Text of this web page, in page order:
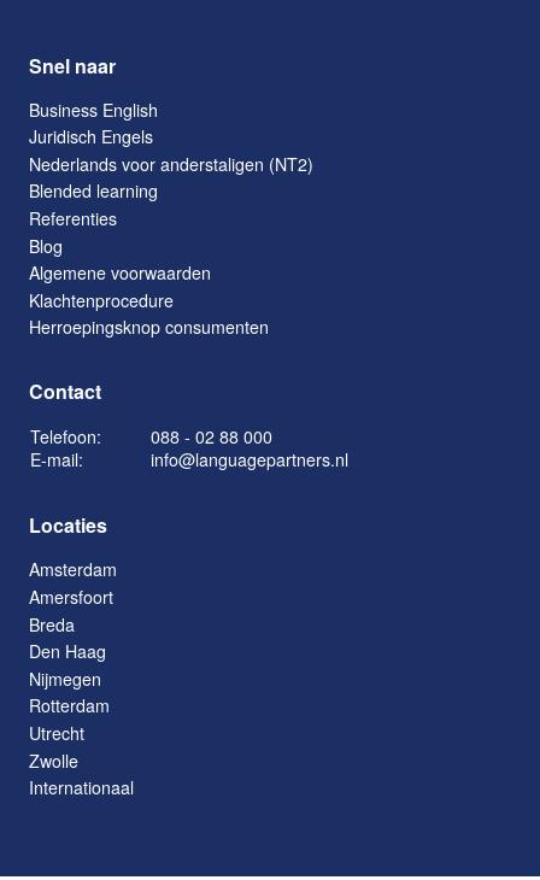
Snel naar
Business English
Juridisch Engels
Nederlands voor anderstaligen (NT2)
Blended learning
Referenties
Blog
Algemene voorwaarden
Klachtenprocedure
Herroepingsknop consumenten
Contact
Telefoon:
088 - 02 88 000
E-mail:
info@languagepartners.nl
Locaties
Amsterdam
Amersfoort
Breda
Den Haag
Nijmegen
Rotterdam
Utrecht
Zwolle
Internationaal